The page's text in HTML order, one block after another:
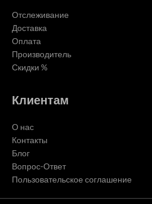
Отслеживание
Доставка
Оплата
Производитель
Скидки %
Клиентам
О нас
Контакты
Блог
Вопрос-Ответ
Пользовательское соглашение